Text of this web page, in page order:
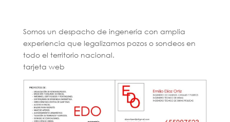
Somos un despacho de ingenería con amplia
experiencia que legalizamos pozos o sondeos en
todo el territorio nacional.
tarjeta web